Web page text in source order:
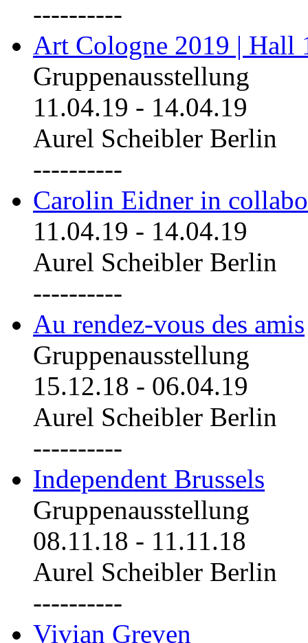
----------
Art Cologne 2019 | Hall
Gruppenausstellung
11.04.19 - 14.04.19
Aurel Scheibler Berlin
----------
Carolin Eidner in
11.04.19 - 14.04.19
Aurel Scheibler Berlin
----------
Au rendez-vous des amis
Gruppenausstellung
15.12.18 - 06.04.19
Aurel Scheibler Berlin
----------
Independent Brussels
Gruppenausstellung
08.11.18 - 11.11.18
Aurel Scheibler Berlin
----------
Vivian Greven